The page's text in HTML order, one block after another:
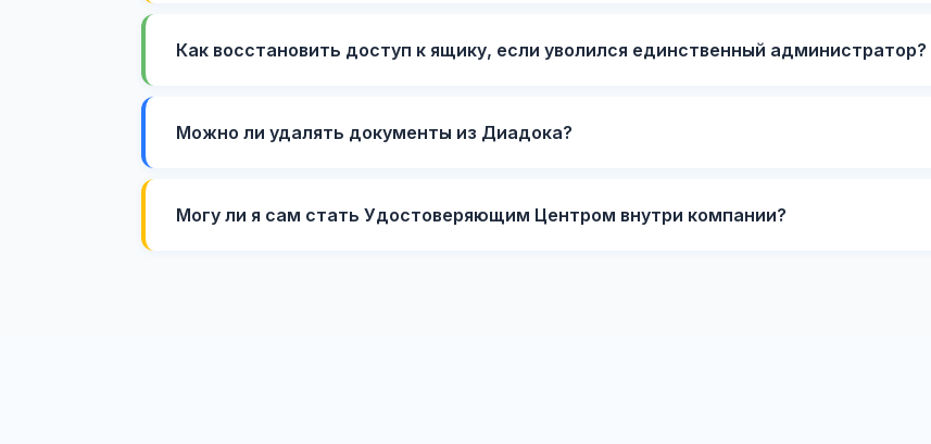
Как восстановить доступ к ящику, если уволился единственный администратор?
Можно ли удалять документы из Диадока?
Могу ли я сам стать Удостоверяющим Центром внутри компании?